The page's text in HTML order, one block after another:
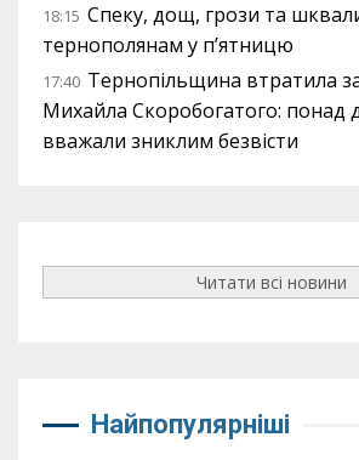
18:15 Спеку, дощ, грози та
тернополянам у п’ятницю
17:40 Тернопільщина втратила
Михайла Скоробогатого: понад
вважали зниклим безвісти
Читати всі новини
Найпопулярніші